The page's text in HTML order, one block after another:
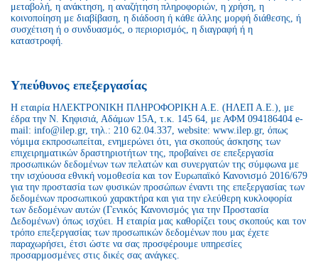
μεταβολή, η ανάκτηση, η αναζήτηση πληροφοριών, η χρήση, η
κοινοποίηση με διαβίβαση, η διάδοση ή κάθε άλλης μορφή διάθεσης, ή
συσχέτιση ή ο συνδυασμός, ο περιορισμός, η διαγραφή ή η
καταστροφή.
Υπεύθυνος επεξεργασίας
Η εταιρία ΗΛΕΚΤΡΟΝΙΚΗ ΠΛΗΡΟΦΟΡΙΚΗ Α.Ε. (ΗΛΕΠ Α.Ε.), με
έδρα την Ν. Κηφισιά, Αδάμων 15Α, τ.κ. 145 64, με ΑΦΜ 094186404 e-
mail: info@ilep.gr, τηλ.: 210 62.04.337, website: www.ilep.gr, όπως
νόμιμα εκπροσωπείται, ενημερώνει ότι, για σκοπούς άσκησης των
επιχειρηματικών δραστηριοτήτων της, προβαίνει σε επεξεργασία
προσωπικών δεδομένων των πελατών και συνεργατών της σύμφωνα με
την ισχύουσα εθνική νομοθεσία και τον Ευρωπαϊκό Κανονισμό 2016/679
για την προστασία των φυσικών προσώπων έναντι της επεξεργασίας των
δεδομένων προσωπικού χαρακτήρα και για την ελεύθερη κυκλοφορία
των δεδομένων αυτών (Γενικός Κανονισμός για την Προστασία
Δεδομένων) όπως ισχύει. Η εταιρία μας καθορίζει τους σκοπούς και τον
τρόπο επεξεργασίας των προσωπικών δεδομένων που μας έχετε
παραχωρήσει, έτσι ώστε να σας προσφέρουμε υπηρεσίες
προσαρμοσμένες στις δικές σας ανάγκες.